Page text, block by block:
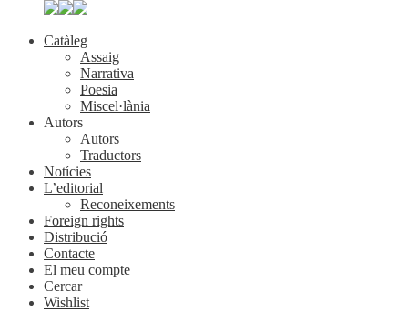
Catàleg
Assaig
Narrativa
Poesia
Miscel·lània
Autors
Autors
Traductors
Notícies
L’editorial
Reconeixements
Foreign rights
Distribució
Contacte
El meu compte
Cercar
Wishlist